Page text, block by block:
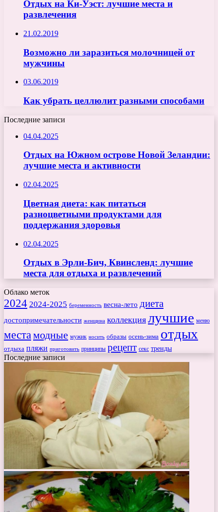
Отдых на Ки-Уэст: лучшие места и
развлечения
21.02.2019
Возможно ли заразиться молочницей от
мужчины
03.06.2019
Как убрать целлюлит разными способами
Последние записи
04.04.2025
Отдых на Южном острове Новой Зеландии:
лучшие места и активности
02.04.2025
Цветная диета: как питаться
разноцветными продуктами для
поддержания здоровья
02.04.2025
Отдых в Эрли-Бич, Квинсленд: лучшие
места для отдыха и развлечений
Облако меток
2024 2024-2025 беременность весна-лето диета
достопримечательности женщина коллекция лучшие меню
места модные мужик носить образы осень-зима отдых
отдыха пляжи приготовить принципы рецепт секс тренды
Последние записи